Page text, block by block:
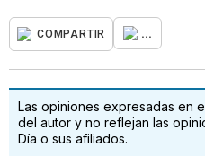
COMPARTIR ...
Las opiniones expresadas en
del autor y no reflejan las
Día o sus afiliados.